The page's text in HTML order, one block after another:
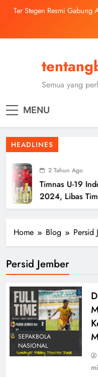
SkipTer Stegen Resmi Gabung
Trabzonspor Mulai
Medis Dijadwalkan 5
2026, Siap Tatap Putaran
Kerolin Resmi Gabung
Dilaporkan Pecahkan
Pinjaman dari Barcelona
Trabzonspor Mulai
Medis Dijadwalkan 5
Malang United U-13 Juara
2026, Siap Tatap Putaran
Semua yang
MENU
HEADLINES
2 Tahun Ago
Timnas U-19
2024, Libas
Semifinal
Home Blog Persid
Persid Jember
SEPAKBOLA
NASIONAL